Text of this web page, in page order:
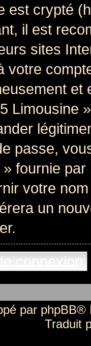
est crypté
il est
sites
votre
et
Limousine
passe,
fournie
votre
un
connexion
par phpBB®
Traduit